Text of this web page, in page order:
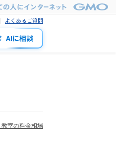
よくあるご質問
AIに相談
室の料金相場